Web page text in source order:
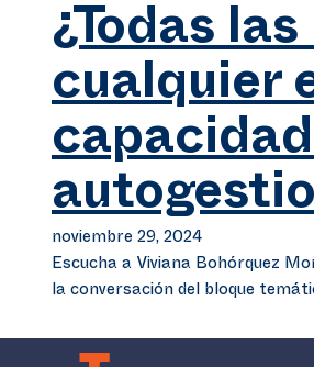
¿Todas
cualquier
capacidad
noviembre 29, 2024
Escucha a Viviana Bohórquez
la conversación del bloque